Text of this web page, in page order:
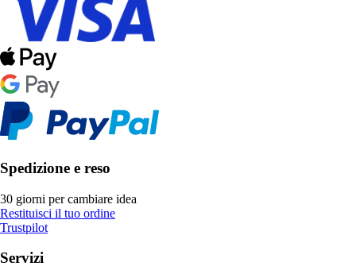
Spedizione e reso
30 giorni per cambiare idea
Restituisci il tuo ordine
Trustpilot
Servizi